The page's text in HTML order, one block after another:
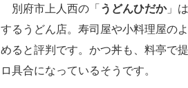
別府市上人西の「 うどんひだか」
するうどん店。寿司屋や小料理屋の
めると評判です。かつ丼も、料亭で
ロ具合になっているそうです。